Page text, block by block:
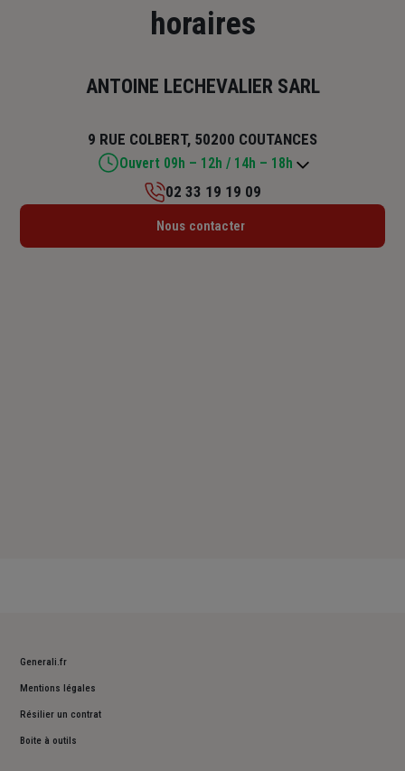
horaires
ANTOINE LECHEVALIER SARL
9 RUE COLBERT, 50200 COUTANCES
Ouvert 09h – 12h / 14h – 18h
Lundi : 09h – 12h / 15h30 – 18h
02 33 19 19 09
Nous contacter
Generali.fr
Mentions légales
Résilier un contrat
Boite à outils